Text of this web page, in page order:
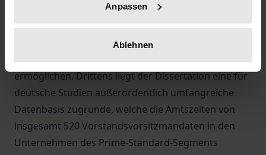
Anpassen
Ablehnen
Überprüfung der Hypothesen auf Basis
multivariater Regressionsmodelle der Survival-
Analyse durchgeführt, die explizit die
Berücksichtigung der zeitlichen Struktur der Daten
ermöglichen. Drittens liegt der Dissertation eine für
deutsche Studien außerordentlich umfangreiche
Datenbasis zugrunde, welche die Amtszeiten von
insgesamt 520 Vorstandsvorsitzmandaten in den
Unternehmen des Prime-Standard-Segments